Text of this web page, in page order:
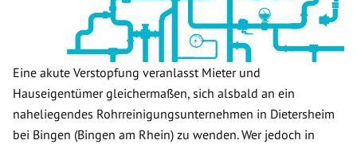
Eine akute Verstopfung veranlasst Mieter und
Hauseigentümer gleichermaßen, sich alsbald an ein
naheliegendes Rohrreinigungsunternehmen in Dietersheim
bei Bingen (Bingen am Rhein) zu wenden. Wer jedoch in